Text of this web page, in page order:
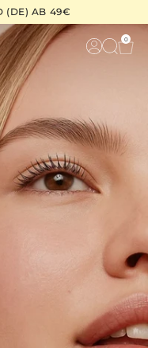
(DE) AB 49€
0